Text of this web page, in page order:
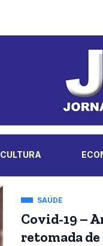
CULTURA
SAÚDE
Covid-19 –
retomada